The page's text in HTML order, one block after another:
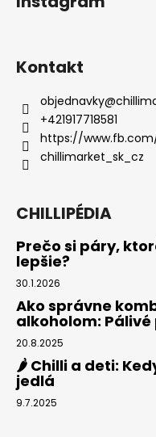
Kontakt
objednavky@
+421917718581
https://
chillimarket_sk_cz
CHILLIPÉDIA
Prečo si páry,
lepšie?
30.1.2026
Ako správne
alkoholom:
20.8.2025
🌶️ Chilli a deti:
jedlá
9.7.2025